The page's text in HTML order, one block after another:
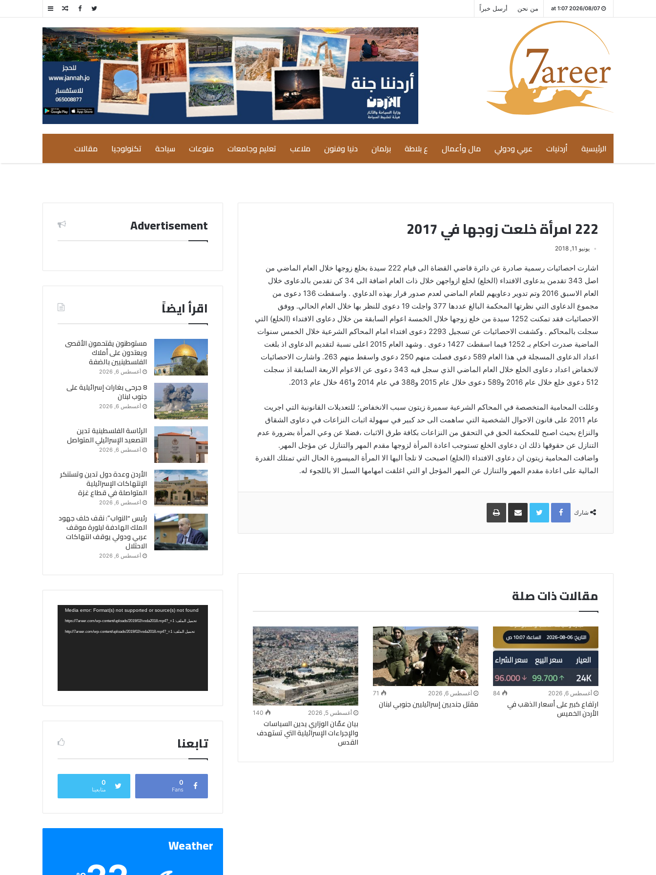
2026/08/07 at 1:07 من نحن أرسل خبراً إضافة
جانبي
مقال
الرئيسية أردنيات عربي ودولي مال وأعمال ع بلاطة برلمان دنيا وفنون ملاعب تعليم وجامعات منوعات سياحة تكنولوجيا مقالات
222 امرأة خلعت زوجها في 2017
يونيو 11, 2018
اشارت احصائيات رسمية صادرة عن دائرة قاضي القضاة الى قيام 222 سيدة بخلع زوجها خلال العام الماضي من
اصل 343 تقدمن بدعاوى الافتداء (الخلع) لخلع ازواجهن خلال ذات العام اضافة الى 34 كن تقدمن بالدعاوى خلال
العام الاسبق 2016 وتم تدوير دعاويهم للعام الماضي لعدم صدور قرار بهذه الدعاوي . واسقطت 136 دعوى من
مجموع الدعاوى التي نظرتها المحكمة البالغ عددها 377 واجلت 19 دعوى للنظر بها خلال العام الحالي. ووفق
الاحصائيات فقد تمكنت 1252 سيدة من خلع زوجها خلال الخمسة اعوام السابقة من خلال دعاوى الافتداء (الخلع) التي
سجلت بالمحاكم . وكشفت الاحصائيات عن تسجيل 2293 دعوى افتداء امام المحاكم الشرعية خلال الخمس سنوات
الماضية صدرت احكام بـ 1252 فيما اسقطت 1427 دعوى . وشهد العام 2015 اعلى نسبة لتقديم الدعاوى اذ بلغت
اعداد الدعاوى المسجلة في هذا العام 589 دعوى فصلت منهم 250 دعوى واسقط منهم 263. واشارت الاحصائيات
لانخفاض اعداد دعاوى الخلع خلال العام الماضي الذي سجل فيه 343 دعوى عن الاعوام الاربعة السابقة اذ سجلت
512 دعوى خلع خلال عام 2016 و589 دعوى خلال عام 2015 و388 في عام 2014 و461 خلال عام 2013.
وعللت المحامية المتخصصة في المحاكم الشرعية سميرة زيتون سبب الانخفاض؛ للتعديلات القانونية التي اجريت
عام 2011 على قانون الاحوال الشخصية التي ساهمت الى حد كبير في سهولة اثبات النزاعات في دعاوى الشقاق
والنزاع بحيث اصبح للمحكمة الحق في التحقق من النزاعات بكافة طرق الاثبات ،فضلا عن وعي المرأة بضرورة عدم
التنازل عن حقوقها ذلك ان دعاوى الخلع تستوجب اعادة المرأة لزوجها مقدم المهر والتنازل عن مؤجل المهر.
واضافت المحامية زيتون ان دعاوى الافتداء (الخلع) اصبحت لا تلجأ اليها الا المرأة الميسورة الحال التي تمتلك القدرة
المالية على اعادة مقدم المهر والتنازل عن المهر المؤجل او التي اغلقت امهامها السبل الا باللجوء له.
شارك
Facebook
Twitterمشاركة
البريد
طباعة
مقالات ذات صلة
أغسطس 6, 2026 84
ارتفاع كبير على أسعار الذهب في
الأردن الخميس
أغسطس 6, 2026 71
مقتل جنديين إسرائيليين جنوبي لبنان
أغسطس 5, 2026 140
بيان عمّان الوزاري يدين السياسات
والإجراءات الإسرائيلية التي تستهدف
القدس
Advertisement
اقرأ ايضاً
مستوطنون يقتحمون الأقصى
ويعتدون على أملاك
الفلسطينيين بالضفة
أغسطس 6, 2026
8 جرحى بغارات إسرائيلية على
جنوب لبنان
أغسطس 6, 2026
الرئاسة الفلسطينية تدين
التصعيد الإسرائيلي المتواصل
أغسطس 6, 2026
الأردن وعدة دول تدين وتستنكر
الإنتهاكات الإسرائيلية
المتواصلة في قطاع غزة
أغسطس 6, 2026
رئيس “النواب”: نقف خلف جهود
الملك الهادفة لبلورة موقف
عربي ودولي يوقف انتهاكات
الاحتلال
أغسطس 6, 2026
مشغل
الفيديو
Media error: Format(s) not supported or source(s) not found
تحميل الملف: https://7areer.com/wp-content/uploads/2019/02/voda2018.mp4?_=1
تحميل الملف: http://7areer.com/wp-content/uploads/2019/02/voda2018.mp4?_=1
تابعنا
0
Fans
0
متابعينا
Weather